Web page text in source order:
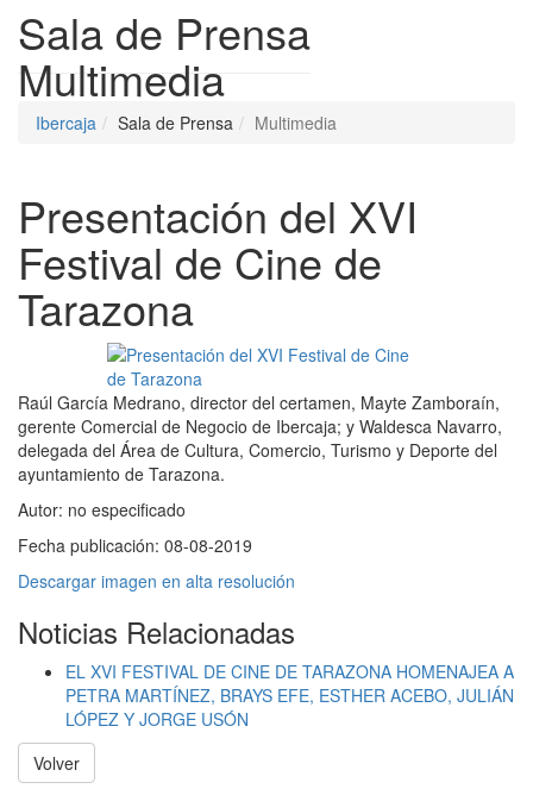
Sala de Prensa
Multimedia
Ibercaja Sala de Prensa Multimedia
Presentación del XVI
Festival de Cine de
Tarazona
Raúl García Medrano, director del certamen, Mayte Zamboraín,
gerente Comercial de Negocio de Ibercaja; y Waldesca Navarro,
delegada del Área de Cultura, Comercio, Turismo y Deporte del
ayuntamiento de Tarazona.
Autor: no especificado
Fecha publicación: 08-08-2019
Descargar imagen en alta resolución
Noticias Relacionadas
EL XVI FESTIVAL DE CINE DE TARAZONA HOMENAJEA A
PETRA MARTÍNEZ, BRAYS EFE, ESTHER ACEBO, JULIÁN
LÓPEZ Y JORGE USÓN
Volver